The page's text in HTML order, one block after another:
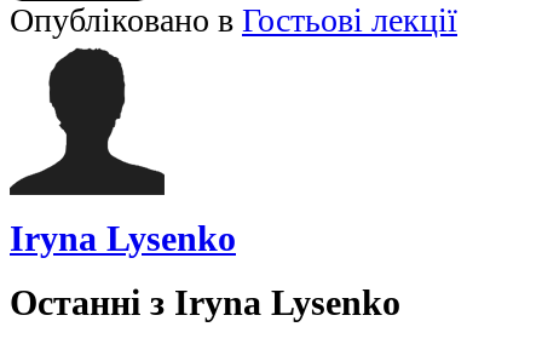
Опубліковано в Гостьові лекції
Iryna Lysenko
Останні з Iryna Lysenko